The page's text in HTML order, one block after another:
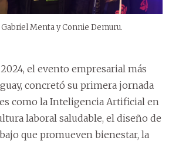
Menta y Connie Demuru.
el evento empresarial más
concretó su primera jornada
como la Inteligencia Artificial en
laboral saludable, el diseño de
que promueven bienestar, la